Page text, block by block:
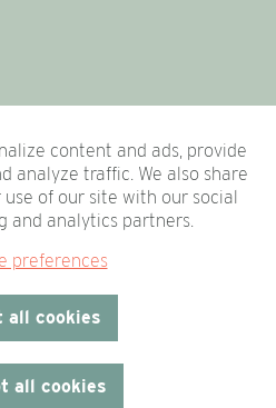
content and ads, provide
analyze traffic. We also share
of our site with our social
and analytics partners.
preferences
all cookies
all cookies
Medewerkers
Onze leden